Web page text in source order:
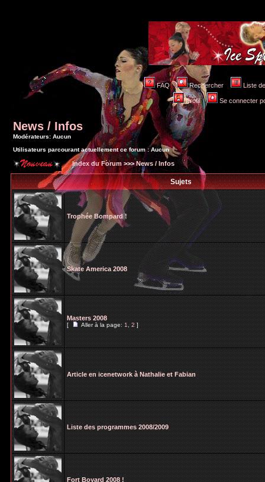
FAQ Rechercher Liste
Profil Se connecter
News / Infos
Modérateurs: Aucun
Utilisateurs parcourant actuellement ce forum : Aucun
Index du Forum >>>News / Infos
Sujets
Trophée Bompard !
Skate America 2008
Masters 2008
[ Aller à la page:1,2]
Article en icenetwork à Nathalie et Fabian
Liste des programmes 2008/2009
Fort Boyard 2008 !